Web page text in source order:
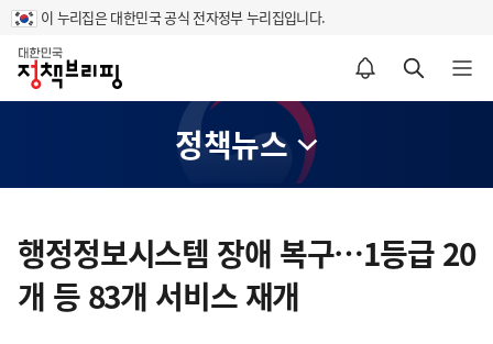
이 누리집은 대한민국 공식 전자정부 누리집입니다.
홈
알림설정 바로가기 검색 바로가기 메뉴 열기
정책뉴스
텐
츠
영
행정정보시스템 장애 복구…1등급 20
개 등 83개 서비스 재개